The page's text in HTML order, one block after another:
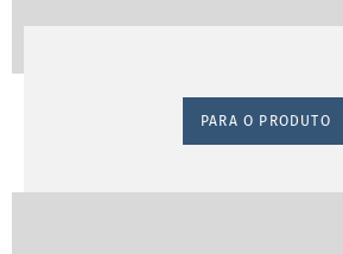
PARA O PRODUTO